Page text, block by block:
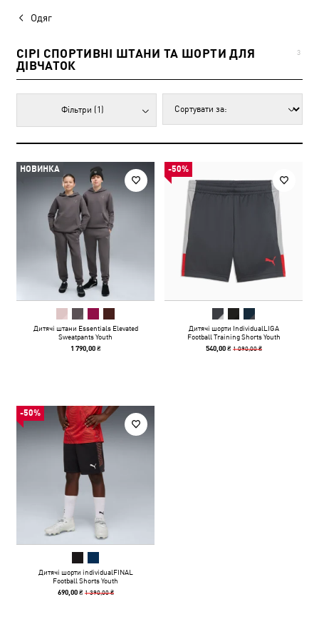
Одяг
СІРІ СПОРТИВНІ ШТАНИ ТА ШОРТИ ДЛЯ
ДІВЧАТОК
3
Фільтри (1)
НОВИНКА
Дитячі штани Essentials Elevated
Sweatpants Youth
1 790,00 ₴
-50%
Дитячі шорти IndividualLIGA
Football Training Shorts Youth
540,00 ₴ 1 090,00 ₴
-50%
Дитячі шорти individualFINAL
Football Shorts Youth
690,00 ₴ 1 390,00 ₴